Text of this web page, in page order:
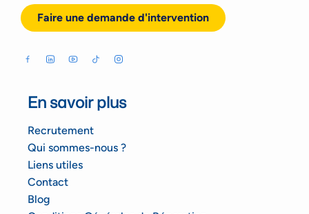
Faire une demande d'intervention
En savoir plus
Recrutement
Qui sommes-nous ?
Liens utiles
Contact
Blog